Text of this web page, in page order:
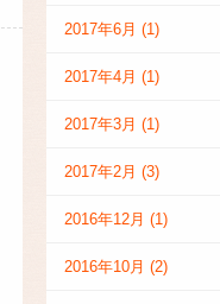
2017年6月 (1)
2017年4月 (1)
2017年3月 (1)
2017年2月 (3)
2016年12月 (1)
2016年10月 (2)